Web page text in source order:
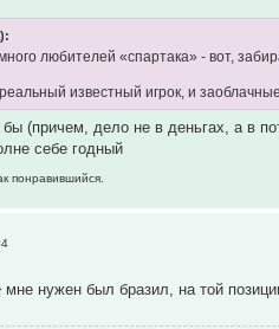
любителей «спартака» - вот,
известный игрок, и
бы (причем, дело не в деньгах, а в
себе годный
понравившийся.
мне нужен был бразил, на той